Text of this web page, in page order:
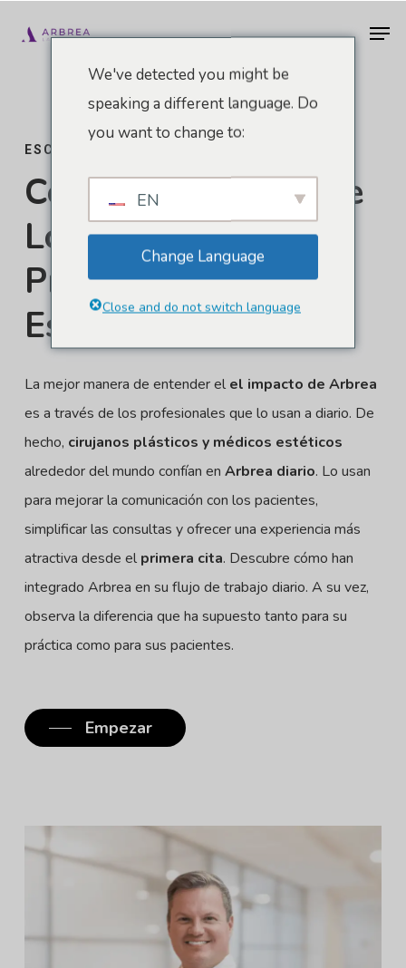
ESCÚCHALO DE LOS EXPERTOS
Con La Confianza De
Los Principales
Profesionales De La
Estética
La mejor manera de entender el el impacto de Arbrea
es a través de los profesionales que lo usan a diario. De
hecho, cirujanos plásticos y médicos estéticos
alrededor del mundo confían enArbrea diario. Lo usan
para mejorar la comunicación con los pacientes,
simplificar las consultas y ofrecer una experiencia más
atractiva desde el primera cita. Descubre cómo han
integrado Arbrea en su flujo de trabajo diario. A su vez,
observa la diferencia que ha supuesto tanto para su
práctica como para sus pacientes.
Empezar
We've detected you might be
speaking a different language. Do
you want to change to:
EN
Change Language
Close and do not switch language